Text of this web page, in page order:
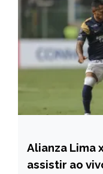
ESPORTES
Alianza Lima
assistir ao